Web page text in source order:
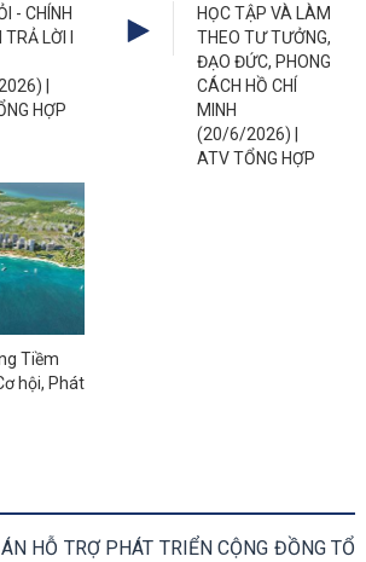
- CHÍNH
LỜI I
|
HỢP
HỌC TẬP VÀ LÀM
THEO TƯ TƯỞNG,
ĐẠO ĐỨC, PHONG
CÁCH HỒ CHÍ
MINH
(20/6/2026) |
ATV TỔNG HỢP
Tiềm
hội, Phát
HỖ TRỢ PHÁT TRIỂN CỘNG ĐỒNG TỔ